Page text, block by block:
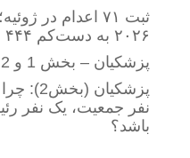
ثبت ۷۱ اعدام در
۲۰۲۶ به دست‌کم ۴۴۴ نفر رسید
پزشکیان – بخش 1 و 2 (شنیداری)
نفر جمعیت، یک نفر
باشد؟